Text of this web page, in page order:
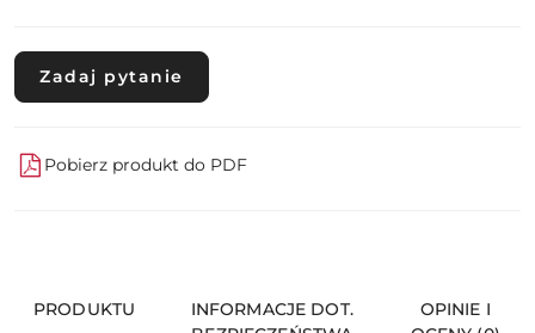
Zadaj pytanie
Pobierz produkt do PDF
PRODUKTU
INFORMACJE DOT.
OPINIE I